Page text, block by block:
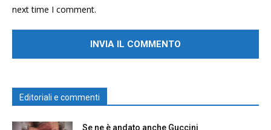
next time I comment.
Editoriali e commenti
Se ne è andato anche Guccini